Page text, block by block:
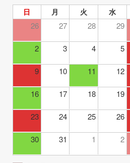
日 月 火 水
26 27 28 29
2 3 4 5
9 10 11 12
16 17 18 19
23 24 25 26
30 31 1 2